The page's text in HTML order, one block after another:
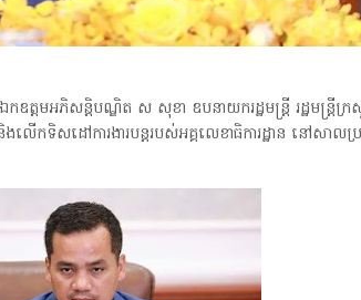
ត្តមអភិសន្តិបណ្ឌិត ស សុខា ឧបនាយករដ្ឋមន្ត្រី រដ្ឋមន្ត្រីក្រ
ងលើកទិសដៅការងារបន្តរបស់អគ្គលេខាធិការដ្ឋាន នៅសាលប្